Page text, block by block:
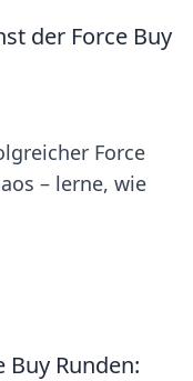
der Force Buy
Force
– lerne, wie
Buy Runden: